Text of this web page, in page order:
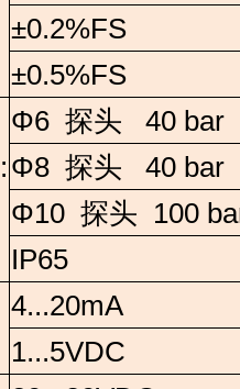
±0.2%FS
±0.5%FS
:
Φ6 探头 40 bar
Φ8 探头 40 bar
Φ10探头 100
IP65
4...20mA
1...5VDC